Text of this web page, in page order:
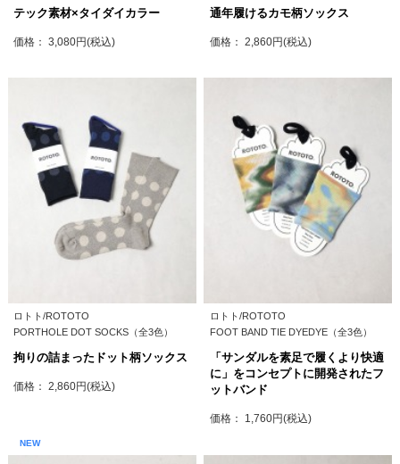
テック素材×タイダイカラー
価格： 3,080円(税込)
通年履けるカモ柄ソックス
価格： 2,860円(税込)
ロトト/ROTOTO
PORTHOLE DOT SOCKS（全3色）
拘りの詰まったドット柄ソックス
価格： 2,860円(税込)
ロトト/ROTOTO
FOOT BAND TIE DYEDYE（全3色）
「サンダルを素足で履くより快適
に」をコンセプトに開発されたフ
ットバンド
価格： 1,760円(税込)
NEW